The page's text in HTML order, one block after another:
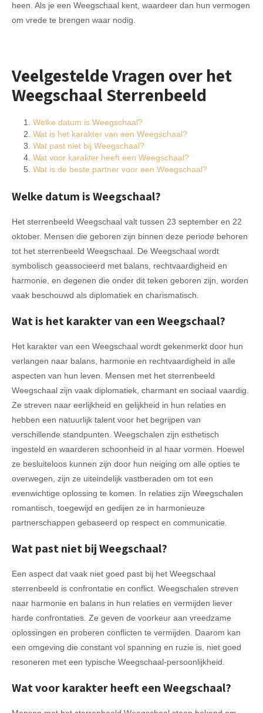
heen. Als je een Weegschaal kent, waardeer dan hun vermogen
om vrede te brengen waar nodig.
Veelgestelde Vragen over het
Weegschaal Sterrenbeeld
Welke datum is Weegschaal?
Wat is het karakter van een Weegschaal?
Wat past niet bij Weegschaal?
Wat voor karakter heeft een Weegschaal?
Wat is de beste partner voor een Weegschaal?
Welke datum is Weegschaal?
Het sterrenbeeld Weegschaal valt tussen 23 september en 22
oktober. Mensen die geboren zijn binnen deze periode behoren
tot het sterrenbeeld Weegschaal. De Weegschaal wordt
symbolisch geassocieerd met balans, rechtvaardigheid en
harmonie, en degenen die onder dit teken geboren zijn, worden
vaak beschouwd als diplomatiek en charismatisch.
Wat is het karakter van een Weegschaal?
Het karakter van een Weegschaal wordt gekenmerkt door hun
verlangen naar balans, harmonie en rechtvaardigheid in alle
aspecten van hun leven. Mensen met het sterrenbeeld
Weegschaal zijn vaak diplomatiek, charmant en sociaal vaardig.
Ze streven naar eerlijkheid en gelijkheid in hun relaties en
hebben een natuurlijk talent voor het begrijpen van
verschillende standpunten. Weegschalen zijn esthetisch
ingesteld en waarderen schoonheid in al haar vormen. Hoewel
ze besluiteloos kunnen zijn door hun neiging om alle opties te
overwegen, zijn ze uiteindelijk vastberaden om tot een
evenwichtige oplossing te komen. In relaties zijn Weegschalen
romantisch, toegewijd en gedijen ze in harmonieuze
partnerschappen gebaseerd op respect en communicatie.
Wat past niet bij Weegschaal?
Een aspect dat vaak niet goed past bij het Weegschaal
sterrenbeeld is confrontatie en conflict. Weegschalen streven
naar harmonie en balans in hun relaties en vermijden liever
harde confrontaties. Ze geven de voorkeur aan vreedzame
oplossingen en proberen conflicten te vermijden. Daarom kan
een omgeving die constant vol spanning en ruzie is, niet goed
resoneren met een typische Weegschaal-persoonlijkheid.
Wat voor karakter heeft een Weegschaal?